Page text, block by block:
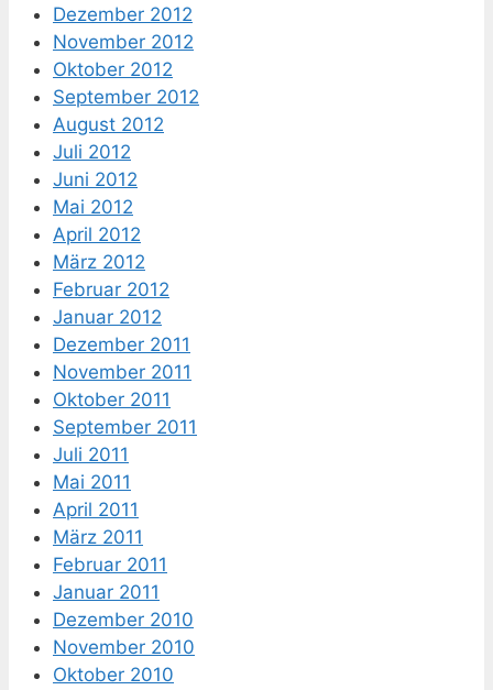
Dezember 2012
November 2012
Oktober 2012
September 2012
August 2012
Juli 2012
Juni 2012
Mai 2012
April 2012
März 2012
Februar 2012
Januar 2012
Dezember 2011
November 2011
Oktober 2011
September 2011
Juli 2011
Mai 2011
April 2011
März 2011
Februar 2011
Januar 2011
Dezember 2010
November 2010
Oktober 2010